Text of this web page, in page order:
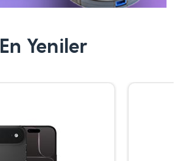
En Yeniler